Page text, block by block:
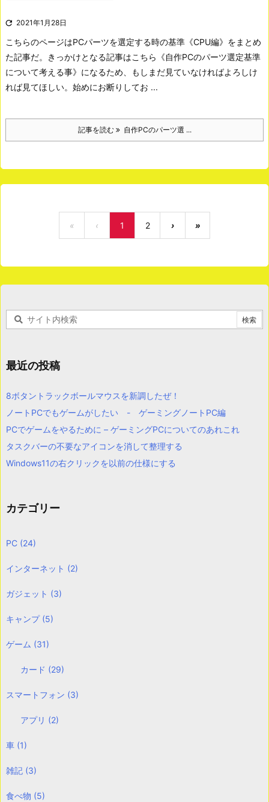
 2021年1月28日
こちらのページはPCパーツを選定する時の基準《CPU編》をまとめ
た記事だ。きっかけとなる記事はこちら《自作PCのパーツ選定基準
について考える事》になるため、もしまだ見ていなければよろしけ
れば見てほしい。 始めにお断りしてお ...
記事を読む 自作PCのパーツ選 ...
« ‹ 1 2 › »
最近の投稿
8ボタントラックボールマウスを新調したぜ！
ノートPCでもゲームがしたい - ゲーミングノートPC編
PCでゲームをやるために – ゲーミングPCについてのあれこれ
タスクバーの不要なアイコンを消して整理する
Windows11の右クリックを以前の仕様にする
カテゴリー
PC (24)
インターネット (2)
ガジェット (3)
キャンプ (5)
ゲーム (31)
カード (29)
スマートフォン (3)
アプリ (2)
車 (1)
雑記 (3)
食べ物 (5)